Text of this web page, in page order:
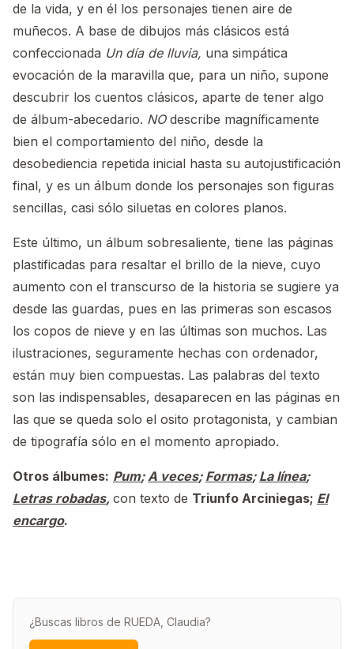
de la vida, y en él los personajes tienen aire de
muñecos. A base de dibujos más clásicos está
confeccionada Un día de lluvia, una simpática
evocación de la maravilla que, para un niño, supone
descubrir los cuentos clásicos, aparte de tener algo
de álbum-abecedario. NOdescribe magníficamente
bien el comportamiento del niño, desde la
desobediencia repetida inicial hasta su autojustificación
final, y es un álbum donde los personajes son figuras
sencillas, casi sólo siluetas en colores planos.
Este último, un álbum sobresaliente, tiene las páginas
plastificadas para resaltar el brillo de la nieve, cuyo
aumento con el transcurso de la historia se sugiere ya
desde las guardas, pues en las primeras son escasos
los copos de nieve y en las últimas son muchos. Las
ilustraciones, seguramente hechas con ordenador,
están muy bien compuestas. Las palabras del texto
son las indispensables, desaparecen en las páginas en
las que se queda solo el osito protagonista, y cambian
de tipografía sólo en el momento apropiado.
Otros álbumes: Pum;A veces; Formas; La línea;
Letras robadas, con texto de Triunfo Arciniegas; El
encargo.
¿Buscas libros de RUEDA, Claudia?